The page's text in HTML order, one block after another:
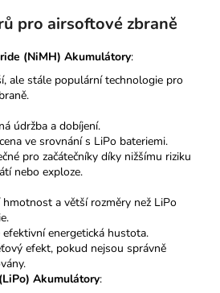
y
v
ý
p
s
u
pro airsoftové zbraně
(NiMH) Akumulátory:
ale stále populární technologie pro
údržba a dobíjení.
ve srovnání s LiPo bateriemi.
pro začátečníky díky nižšímu riziku
nebo exploze.
a větší rozměry než LiPo
efektivní energetická hustota.
efekt, pokud nejsou správně
Akumulátory: